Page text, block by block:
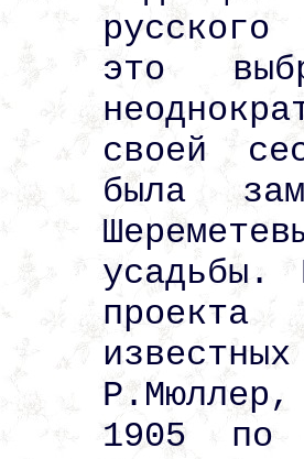
это
своей
была
усадьбы.
проекта
1905 по